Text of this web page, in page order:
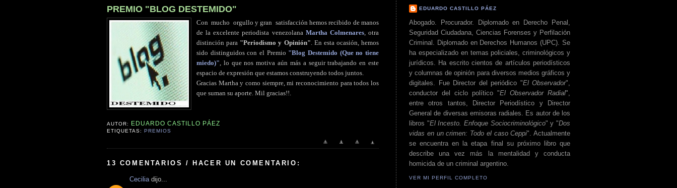
PREMIO "BLOG DESTEMIDO"
Con .mucho orgullo y gran satisfacción hemos recibido de manos
de la excelente periodista venezolana Martha Colmenares, otra
distinción para "Periodismo y Opinión". En esta ocasión, hemos
sido distinguidos con el Premio "Blog Destemido (Que no tiene
miedo)", lo que nos motiva aún más a seguir trabajando en este
espacio de expresión que estamos construyendo todos juntos.
Gracias Martha y como siempre, mi reconocimiento para todos los
que suman su aporte. Mil gracias!!.
AUTOR: EDUARDO CASTILLO PÁEZ
ETIQUETAS:PREMIOS
13 COMENTARIOS / HACER UN COMENTARIO:
Cecilia dijo...
EDUARDO CASTILLO PÁEZ
Abogado. Procurador. Diplomado en Derecho Penal,
Seguridad Ciudadana, Ciencias Forenses y Perfilación
Criminal. Diplomado en Derechos Humanos (UPC). Se
ha especializado en temas policiales, criminológicos y
jurídicos. Ha escrito cientos de artículos periodísticos
y columnas de opinión para diversos medios gráficos y
digitales. Fue Director del periódico "El Observador",
conductor del ciclo político "El Observador Radial",
entre otros tantos, Director Periodístico y Director
General de diversas emisoras radiales. Es autor de los
libros "El Incesto. Enfoque Sociocriminológico" y "Dos
vidas en un crimen: Todo el caso Ceppi". Actualmente
se encuentra en la etapa final su próximo libro que
describe una vez más la mentalidad y conducta
homicida de un criminal argentino.
VER MI PERFIL COMPLETO